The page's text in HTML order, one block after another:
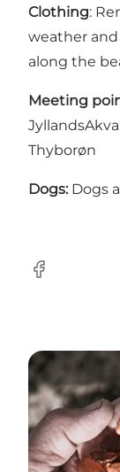
Clothing:
weather
along the
Meeting
Thyborøn
Dogs: Dogs
Facebook